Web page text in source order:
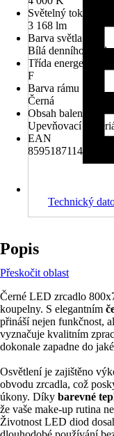
Světelný tok
3 168 lm
Barva světla
Bílá denního světla
Třída energetické
F
Barva rámu
Černá
Obsah balení
Upevňovací
EAN
8595187114012
Technický
Popis
Přeskočit oblast
Černé LED zrcadlo
koupelny. S elegantním
přináší nejen funkčnost,
vyznačuje kvalitním
dokonale zapadne do
Osvětlení je zajištěno
obvodu zrcadla, což
úkony. Díky barevné
že vaše make-up rutina
Životnost LED diod